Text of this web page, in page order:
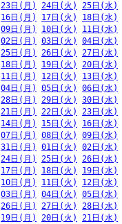
23日(月) 24日(火) 25日(水)
16日(月) 17日(火) 18日(水)
09日(月) 10日(火) 11日(水)
02日(月) 03日(火) 04日(水)
25日(月) 26日(火) 27日(水)
18日(月) 19日(火) 20日(水)
11日(月) 12日(火) 13日(水)
04日(月) 05日(火) 06日(水)
28日(月) 29日(火) 30日(水)
21日(月) 22日(火) 23日(水)
14日(月) 15日(火) 16日(水)
07日(月) 08日(火) 09日(水)
31日(月) 01日(火) 02日(水)
24日(月) 25日(火) 26日(水)
17日(月) 18日(火) 19日(水)
10日(月) 11日(火) 12日(水)
03日(月) 04日(火) 05日(水)
26日(月) 27日(火) 28日(水)
19日(月) 20日(火) 21日(水)